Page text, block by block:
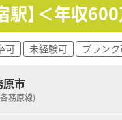
駅】＜年収
可 未経験可 ブラン
原市
務原線)